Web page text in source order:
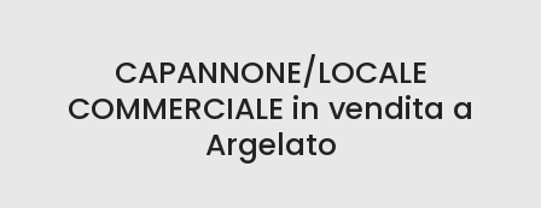
CAPANNONE/LOCALE
COMMERCIALE in vendita a
Argelato